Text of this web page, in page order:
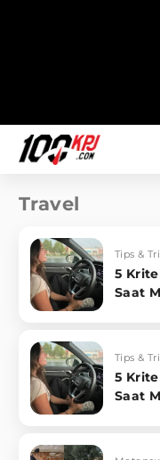
Travel
Tips &
5
Saat
Tips &
5
Saat